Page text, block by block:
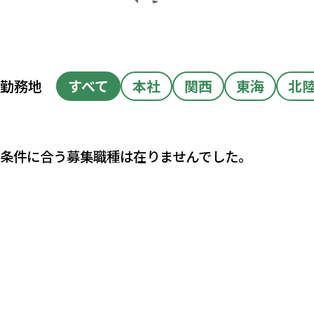
勤務地 すべて 本社 関西 東海 北
条件に合う募集職種は在りませんでした。